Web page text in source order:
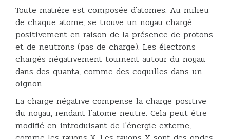
Toute matière est composée d'atomes. Au milieu
de chaque atome, se trouve un noyau chargé
positivement en raison de la présence de protons
et de neutrons (pas de charge). Les électrons
chargés négativement tournent autour du noyau
dans des quanta, comme des coquilles dans un
oignon.
La charge négative compense la charge positive
du noyau, rendant l'atome neutre. Cela peut être
modifié en introduisant de l'énergie externe,